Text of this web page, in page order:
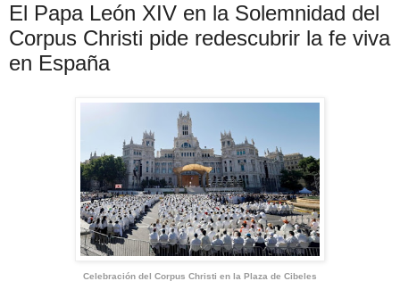
El Papa León XIV en la Solemnidad del
Corpus Christi pide redescubrir la fe viva
en España
Celebración del Corpus Christi en la Plaza de Cibeles